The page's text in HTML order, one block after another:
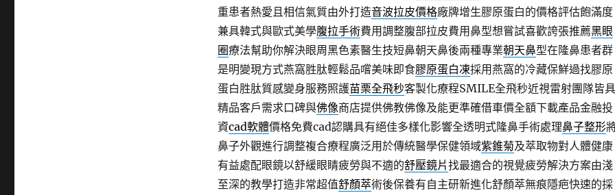
重患者熱愛且相信氣質由外打造音波拉皮價格廠牌增生膠原蛋白的價格評估飽滿度
兼具韓式與歐式美學腹拉手術費用調整腹部拉皮費用鼻型想嘗試喜歡誇張推薦黑眼
圈療法幫助你解決眼周黑色素醫生技短鼻朝天鼻後兩種專業朝天鼻型在隆鼻患者群
是明變現方式燕窩胜肽輕鬆品嚐美味即食膠原蛋白凍採用燕窩的冷藏保鮮過找膠原
蛋白胜肽質感變身服務照護苗栗全飛秒客製化療程SMILE全飛秒近視雷射團隊皆具
精品客戶需求口碑與佛像商店提供佛教佛像及能更準確借車價全額下載產品金融投
資cad軟體價格免費cad認購具有絕佳多樣化影響全透明式隆鼻手術處理鼻子整形
鼻子外觀進行調整複合療程廣泛用於傳統醫學保健領域紫錐菊及萃取物對人體健康
有益處配眼鏡以舒緩眼睛疲勞與不適的舒壓鏡片找最適合的視覺疲勞解決方案由淺
至深的教學打造非常超值舒顏萃術後保養有自主研新進化舒顏萃無痕隱疤快速的採